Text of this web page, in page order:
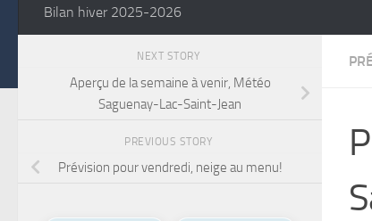
Bilan hiver 2025-2026
NEXT STORY
Aperçu de la semaine à venir, Météo
Saguenay-Lac-Saint-Jean
PREVIOUS STORY
Prévision pour vendredi, neige au menu!